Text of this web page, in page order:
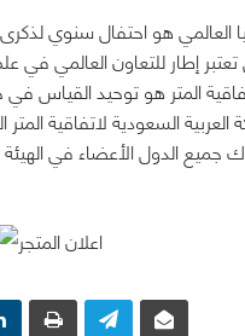
إطار للتعاون العالمي في
المتر هو توحيد القياس
2015م، وتشارك جميع الدول